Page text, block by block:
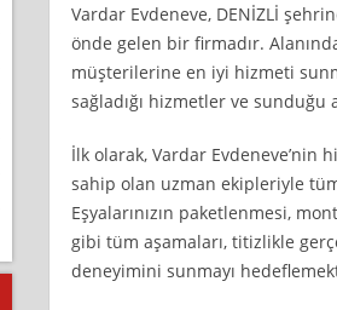
Vardar Evdeneve, DENİZLİ
önde gelen bir firmadır.
müşterilerine en iyi hizmeti
sağladığı hizmetler ve sunduğu
İlk olarak, Vardar Evdeneve’nin
sahip olan uzman ekipleriyle
Eşyalarınızın paketlenmesi,
gibi tüm aşamaları, titizlikle
deneyimini sunmayı